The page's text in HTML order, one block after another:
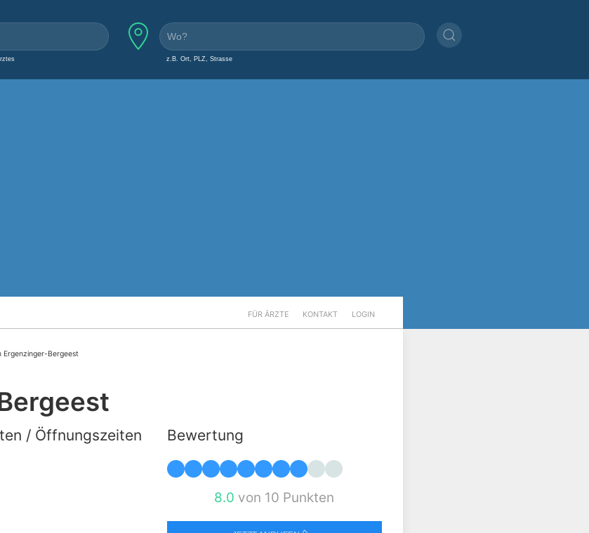
z.B. Ort, PLZ, Strasse
FÜR ÄRZTE KONTAKT LOGIN
Ergenzinger-Bergeest
/ Öffnungszeiten Bewertung
8.0 von 10 Punkten